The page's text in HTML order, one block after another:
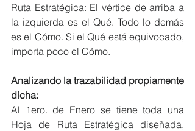
Ruta Estratégica: El vértice de arriba a
la izquierda es el Qué. Todo lo demás
es el Cómo. Si el Qué está equivocado,
importa poco el Cómo.
Analizando la trazabilidad propiamente
dicha:
Al 1ero. de Enero se tiene toda una
Hoja de Ruta Estratégica diseñada,